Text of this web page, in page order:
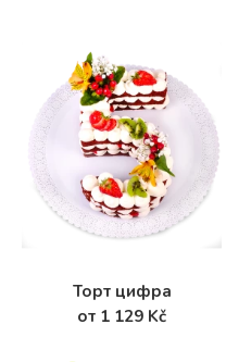
Торт цифра
от 1 129 Kč